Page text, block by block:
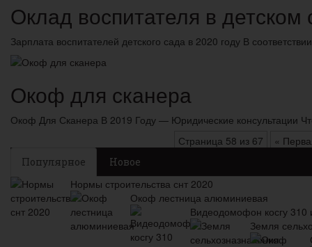
Оклад воспитателя в
Зарплата воспитателей детского сада в 2020 году В
Окоф для сканера
Окоф Для Сканера В 2019 Году — Юридические консультации
Страница 58 из 67
«
Популярное Новое
Нормы строительства снт 2020
Окоф лестница алюминиевая
Видеодомофон косгу 310
Земля